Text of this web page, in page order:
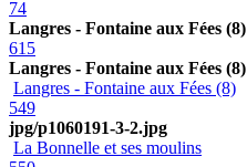
74
Langres - Fontaine aux Fées (8)
615
Langres - Fontaine aux Fées (8)
Langres - Fontaine aux Fées (8)
549
jpg/p1060191-3-2.jpg
La Bonnelle et ses moulins